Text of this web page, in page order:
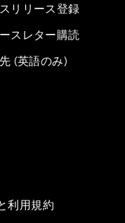
リリース登録
スレター購読
(英語のみ)
利用規約